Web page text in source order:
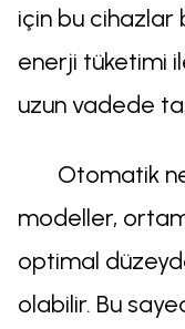
için bu cihazlar
enerji tüketimi
uzun vadede
Otomatik
modeller,
optimal
olabilir. Bu